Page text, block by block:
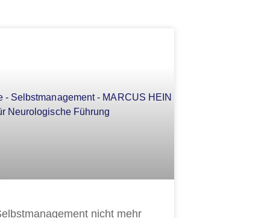
nicht mehr